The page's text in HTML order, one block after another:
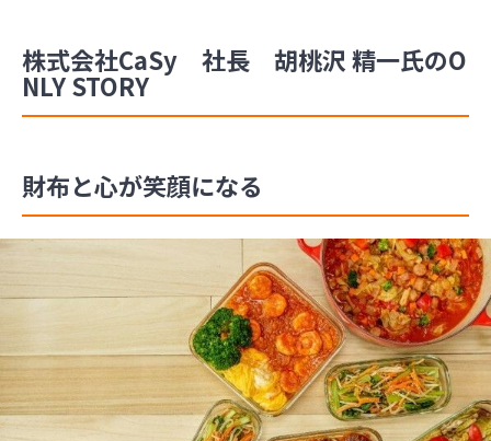
株式会社CaSy 社長 胡桃沢 精一氏のO
NLY STORY
財布と心が笑顔になる